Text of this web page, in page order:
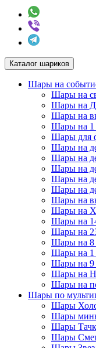
Каталог шариков
Шары на
Шары на
Шары на
Шары на
Шары на 1
Шары для
Шары на
Шары на
Шары на
Шары на
Шары на
Шары на
Шары на
Шары на
Шары на
Шары на 8
Шары на 1
Шары на 9
Шары на
Шары на
Шары по
Шары
Шары
Шары
Шары